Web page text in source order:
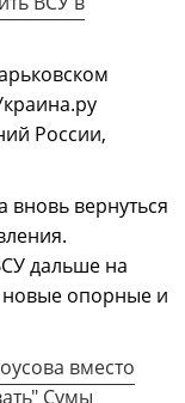
России,
вернуться
дальше на
новые опорные и
вместо
Сумы